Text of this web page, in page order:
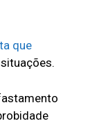
que